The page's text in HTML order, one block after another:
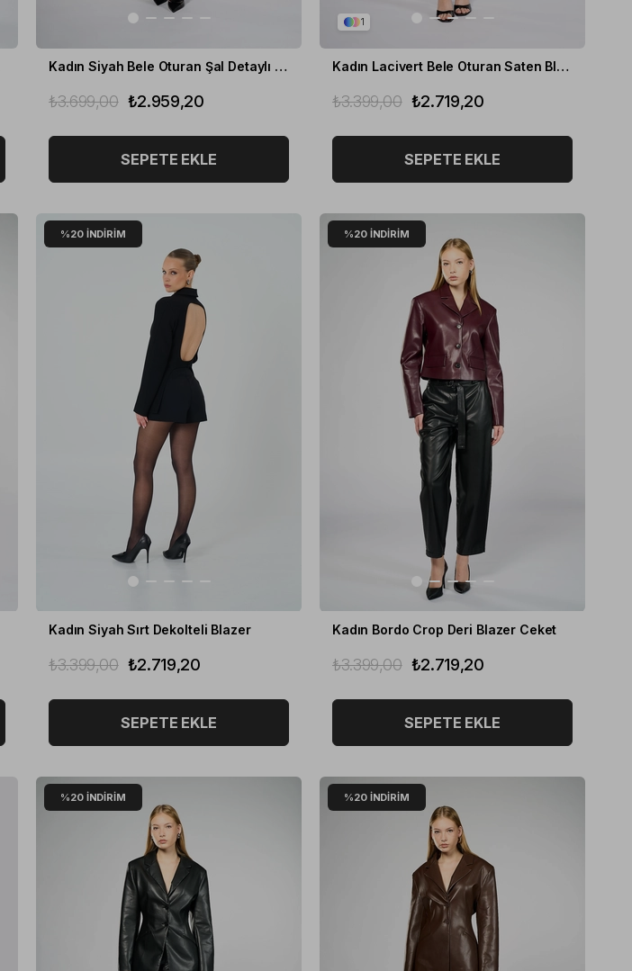
Kadın Siyah Bele Oturan Şal Detaylı Kadife Blazer
₺2.959,20
₺3.699,00
SEPETE EKLE
1
Kadın Lacivert Bele Oturan Saten Blazer
₺2.719,20
₺3.399,00
SEPETE EKLE
Kadın Siyah Sırt Dekolteli Blazer
₺2.719,20
₺3.399,00
SEPETE EKLE
%20 İNDIRIM
Kadın Bordo Crop Deri Blazer Ceket
₺2.719,20
₺3.399,00
SEPETE EKLE
%20 İNDIRIM
%20 İNDIRIM %20 İNDIRIM